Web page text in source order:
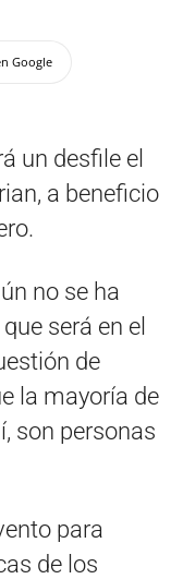
Google
un desfile el
a beneficio
no se ha
será en el
de
la mayoría de
son personas
para
de los